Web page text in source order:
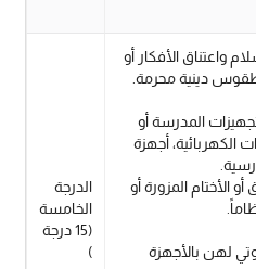
واعتناق الأفكار أو
دينية محرمة.
المدرسة أو
الكهربائية، أجهزة
الأختام المزورة أو
لهن بالأجهزة
الدرجة
الخامسة
(15 درجة
)